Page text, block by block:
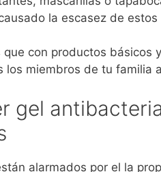
la escasez de
que con productos
los miembros de tu familia
gel
alarmados por el la